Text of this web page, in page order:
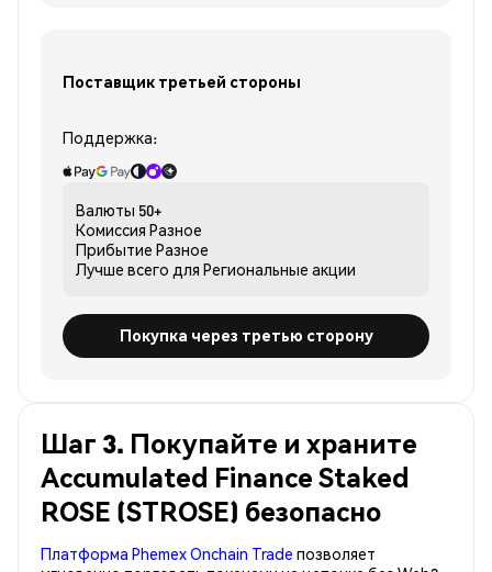
Поставщик третьей стороны
Поддержка:
Валюты 50+
Комиссия Разное
Прибытие Разное
Лучше всего для Региональные акции
Покупка через третью сторону
Шаг 3. Покупайте и храните
Accumulated Finance Staked
ROSE (STROSE) безопасно
Платформа Phemex Onchain Trade позволяет